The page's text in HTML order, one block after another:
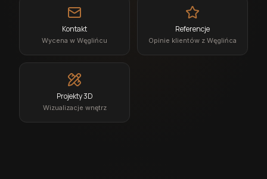
Kontakt
Wycena w Węglińcu
Referencje
Opinie klientów z Węglińca
Projekty 3D
Wizualizacje wnętrz